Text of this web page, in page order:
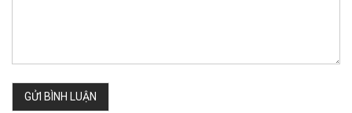
GỬI BÌNH LUẬN